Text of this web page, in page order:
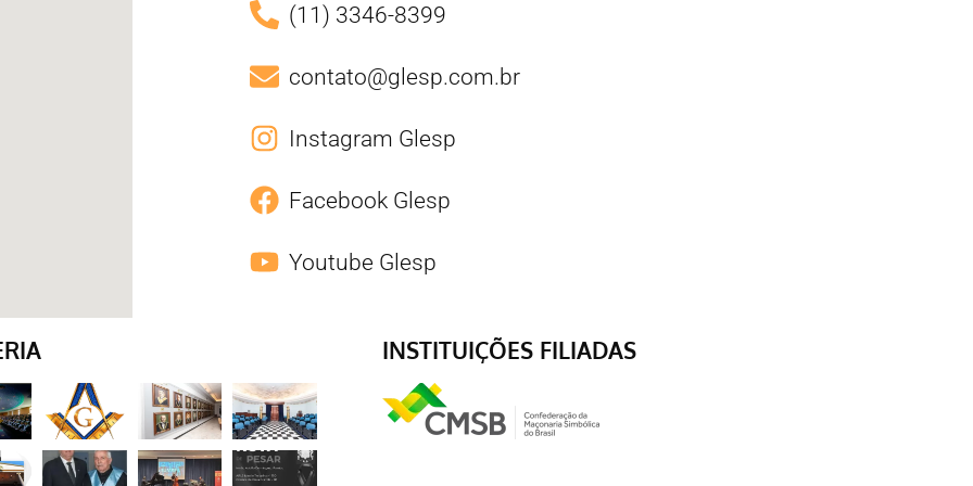
(11) 3346-8399
contato@glesp.com.br
Instagram Glesp
Facebook Glesp
Youtube Glesp
INSTITUIÇÕES FILIADAS